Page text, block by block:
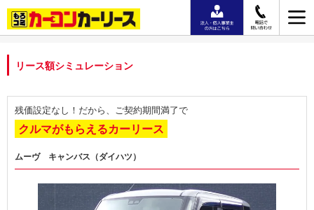
リース額シミュレーション
残価設定なし！だから、ご契約期間満了で
クルマがもらえるカーリース
ムーヴ キャンバス（ダイハツ）